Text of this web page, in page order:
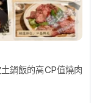
鍋飯的高CP值燒肉